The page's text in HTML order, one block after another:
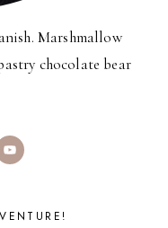
Marshmallow
chocolate bear
YouTube